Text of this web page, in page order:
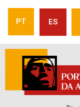
PT ES